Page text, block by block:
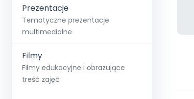
Prezentacje
Tematyczne prezentacje
multimedialne
Filmy
Filmy edukacyjne i obrazujące
treść zajęć